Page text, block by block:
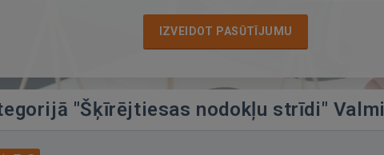
IZVEIDOT PASŪTĪJUMU
"Šķīrējtiesas nodokļu strīdi"